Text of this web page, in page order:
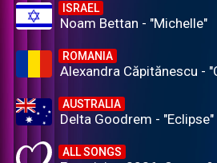
ISRAEL
Noam Bettan - "Michelle"
ROMANIA
Alexandra Căpitănescu -
AUSTRALIA
Delta Goodrem - "Eclipse"
ALL SONGS